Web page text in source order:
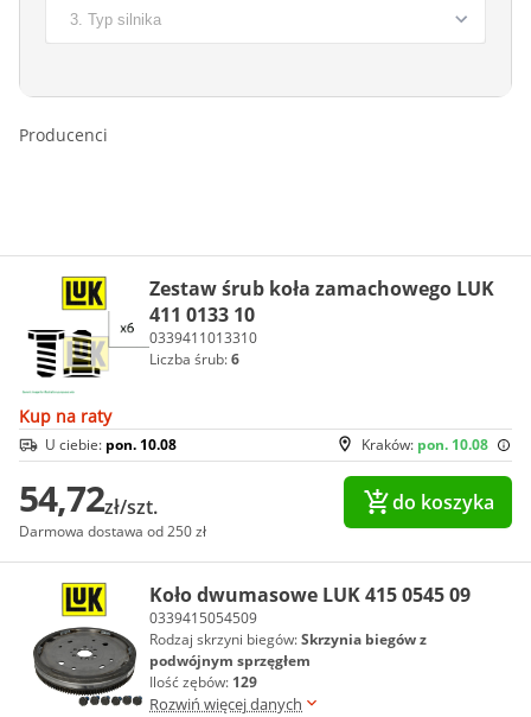
Producenci
Zestaw śrub koła zamachowego LUK
411 0133 10
0339411013310
Liczba śrub:6
Kup na raty
Kraków: pon. 10.08
U ciebie: pon. 10.08
54,72zł/szt.
Darmowa dostawa od 250 zł
do koszyka
Koło dwumasowe LUK 415 0545 09
0339415054509
Rodzaj skrzyni biegów:Skrzynia biegów z
podwójnym sprzęgłem
Ilość zębów: 129
Rozwiń więcej danych